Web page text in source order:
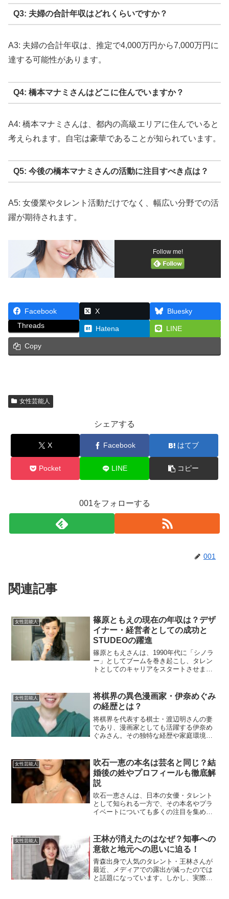
Q3: 夫婦の合計年収はどれくらいですか？
A3: 夫婦の合計年収は、推定で4,000万円から7,000万円に
達する可能性があります。
Q4: 橋本マナミさんはどこに住んでいますか？
A4: 橋本マナミさんは、都内の高級エリアに住んでいると
考えられます。自宅は豪華であることが知られています。
Q5: 今後の橋本マナミさんの活動に注目すべき点は？
A5: 女優業やタレント活動だけでなく、幅広い分野での活
躍が期待されます。
Follow me!
Facebook X
Bluesky
Threads
Hatena LINE
Copy
女性芸能人
シェアする
X Facebook はてブ
Pocket LINE コピー
001をフォローする
001
関連記事
女性芸能人
篠原ともえの現在の年収は？デザ
イナー・経営者としての成功と
STUDEOの躍進
篠原ともえさんは、1990年代に「シノラ
ー」としてブームを巻き起こし、タレン
トとしてのキャリアをスタートさせまし
樹さんと共同で経営しています。篠原さ
んの年収について詳...
女性芸能人
将棋界の異色漫画家・伊奈めぐみ
の経歴とは？
将棋界を代表する棋士・渡辺明さんの妻
であり、漫画家としても活躍する伊奈め
ぐみさん。その独特な経歴や家庭環境、
は？伊奈めぐみさんは、1980年8月2日、
神奈川県逗子市で生...
女性芸能人
吹石一恵の本名は芸名と同じ？結
婚後の姓やプロフィールも徹底解
説
吹石一恵さんは、日本の女優・タレント
として知られる一方で、その本名やプラ
イベートについても多くの注目を集めて
は代表作やプライベートについて詳しく
解説します。吹石一恵の本...
女性芸能人
王林が消えたのはなぜ？知事への
意欲と地元への思いに迫る！
青森出身で人気のタレント・王林さんが
最近、メディアでの露出が減ったのでは
と話題になっています。しかし、実際に